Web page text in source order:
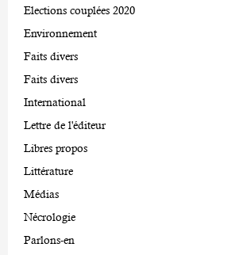
Elections couplées 2020
Environnement
Faits divers
Faits divers
International
Lettre de l'éditeur
Libres propos
Littérature
Médias
Nécrologie
Parlons-en